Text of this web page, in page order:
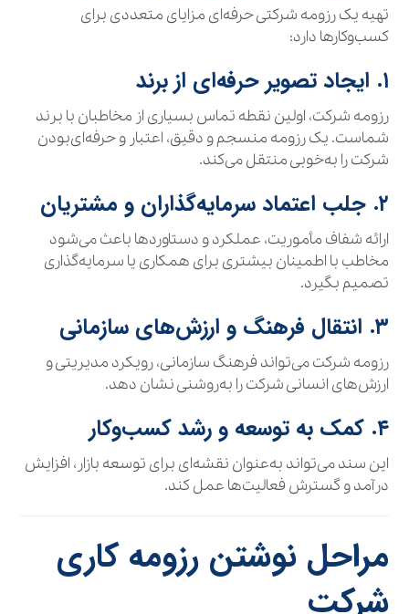
تهیه یک رزومه شرکتی حرفه‌ای مزایای متعددی برای
کسب‌وکارها دارد:
۱. ایجاد تصویر حرفه‌ای از برند
رزومه شرکت، اولین نقطه تماس بسیاری از مخاطبان با برند
شماست. یک رزومه منسجم و دقیق، اعتبار و حرفه‌ای‌بودن
شرکت را به‌خوبی منتقل می‌کند.
۲. جلب اعتماد سرمایه‌گذاران و مشتریان
ارائه شفاف مأموریت، عملکرد و دستاوردها باعث می‌شود
مخاطب با اطمینان بیشتری برای همکاری یا سرمایه‌گذاری
تصمیم بگیرد.
۳. انتقال فرهنگ و ارزش‌های سازمانی
رزومه شرکت می‌تواند فرهنگ سازمانی، رویکرد مدیریتی و
ارزش‌های انسانی شرکت را به‌روشنی نشان دهد.
۴. کمک به توسعه و رشد کسب‌وکار
این سند می‌تواند به‌عنوان نقشه‌ای برای توسعه بازار، افزایش
درآمد و گسترش فعالیت‌ها عمل کند.
مراحل نوشتن رزومه کاری
شرکت